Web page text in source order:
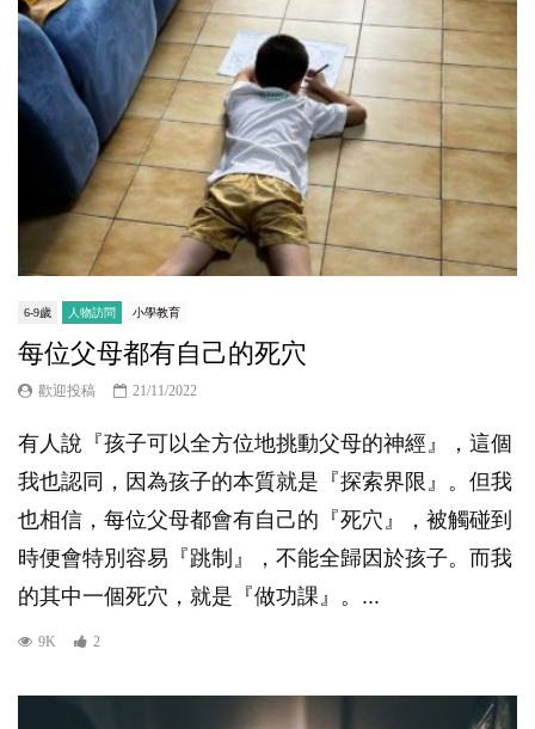
6-9歲 人物訪問 小學教育
每位父母都有自己的死穴
歡迎投稿 21/11/2022
有人說『孩子可以全方位地挑動父母的神經』，這個
我也認同，因為孩子的本質就是『探索界限』。但我
也相信，每位父母都會有自己的『死穴』，被觸碰到
時便會特別容易『跳制』，不能全歸因於孩子。而我
的其中一個死穴，就是『做功課』。...
9K 2